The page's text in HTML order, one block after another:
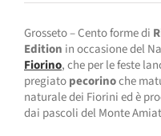
Grosseto – Cento forme di
Edition in occasione del
Fiorino, che per le feste
pregiatopecorinoche
naturale dei Fiorini ed è
dai pascoli del Monte